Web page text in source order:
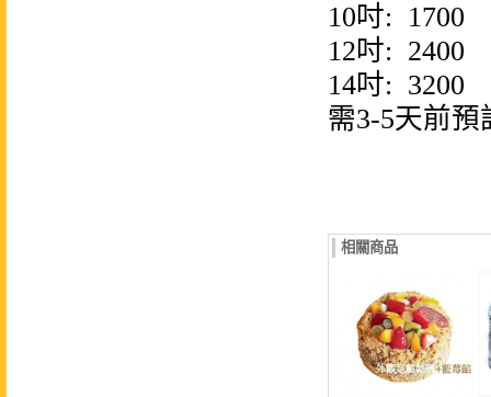
10吋: 1700
12吋: 2400
14吋: 3200
需3-5天前
相關商品